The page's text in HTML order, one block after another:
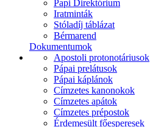
Papi Direktórium
Iratminták
Stóladíj táblázat
Bérmarend
Dokumentumok
Apostoli protonotáriusok
Pápai prelátusok
Pápai káplánok
Címzetes kanonokok
Címzetes apátok
Címzetes prépostok
Érdemesült főesperesek